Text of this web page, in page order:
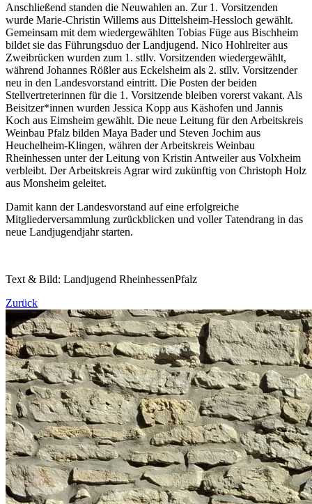
Anschließend standen die Neuwahlen an. Zur 1. Vorsitzenden
wurde Marie-Christin Willems aus Dittelsheim-Hessloch gewählt.
Gemeinsam mit dem wiedergewählten Tobias Füge aus Bischheim
bildet sie das Führungsduo der Landjugend. Nico Hohlreiter aus
Zweibrücken wurden zum 1. stllv. Vorsitzenden wiedergewählt,
während Johannes Rößler aus Eckelsheim als 2. stllv. Vorsitzender
neu in den Landesvorstand eintritt. Die Posten der beiden
Stellvertreterinnen für die 1. Vorsitzende bleiben vorerst vakant. Als
Beisitzer*innen wurden Jessica Kopp aus Käshofen und Jannis
Koch aus Eimsheim gewählt. Die neue Leitung für den Arbeitskreis
Weinbau Pfalz bilden Maya Bader und Steven Jochim aus
Heuchelheim-Klingen, währen der Arbeitskreis Weinbau
Rheinhessen unter der Leitung von Kristin Antweiler aus Volxheim
verbleibt. Der Arbeitskreis Agrar wird zukünftig von Christoph Holz
aus Monsheim geleitet.
Damit kann der Landesvorstand auf eine erfolgreiche
Mitgliederversammlung zurückblicken und voller Tatendrang in das
neue Landjugendjahr starten.
Text & Bild: Landjugend RheinhessenPfalz
Zurück